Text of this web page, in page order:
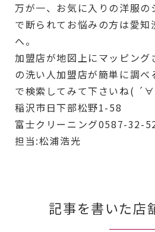
万が一、お気に入りの洋服の
で断られてお悩みの方は愛知
へ。
加盟店が地図上にマッピング
の洗い人加盟店が簡単に調べ
で検索してみて下さいね(
稲沢市日下部松野1-58
富士クリーニング0587-32-
担当:松浦浩光
記事を書いた店